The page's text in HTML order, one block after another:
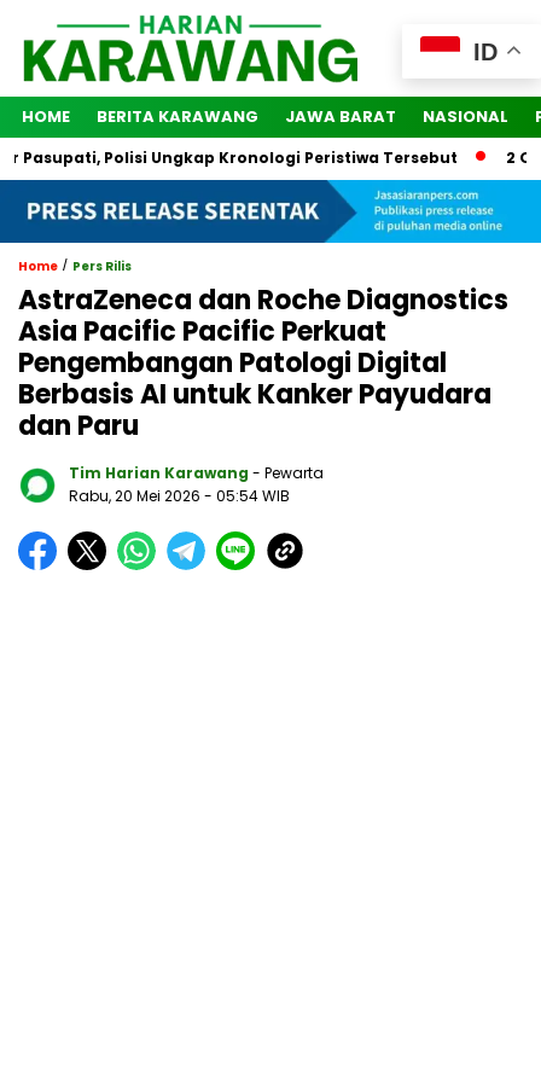
HOME BERITA KARAWANG JAWA BARAT NASIONAL
Polisi Ungkap Kronologi Peristiwa Tersebut 2 Orang
Home / Pers Rilis
AstraZeneca dan Roche Diagnostics
Asia Pacific Pacific Perkuat
Pengembangan Patologi Digital
Berbasis AI untuk Kanker Payudara
dan Paru
Tim Harian Karawang - Pewarta
Rabu, 20 Mei 2026 - 05:54 WIB
ID